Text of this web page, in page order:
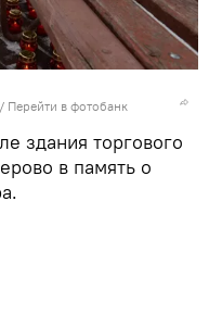
/ Перейти в фотобанк
здания торгового
в память о